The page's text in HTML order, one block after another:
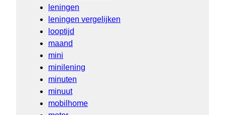
leningen
leningen vergelijken
looptijd
maand
mini
minilening
minuten
minuut
mobilhome